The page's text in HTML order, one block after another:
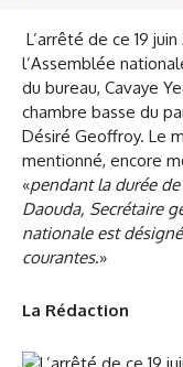
L’arrêté de ce 19
l’Assemblée
du bureau, Cavaye
chambre basse du
Désiré Geoffroy. Le
mentionné, encore
«pendant la durée
Daouda, Secrétaire
nationale est
courantes.»
La Rédaction